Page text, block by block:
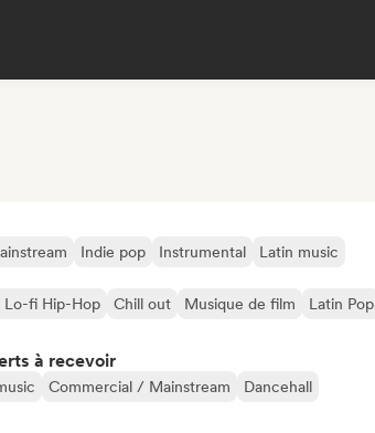
Indie pop Instrumental Latin music
Lo-fi Hip-Hop Chill out Musique de film
Latin Pop
à recevoir
Commercial / Mainstream
Dancehall